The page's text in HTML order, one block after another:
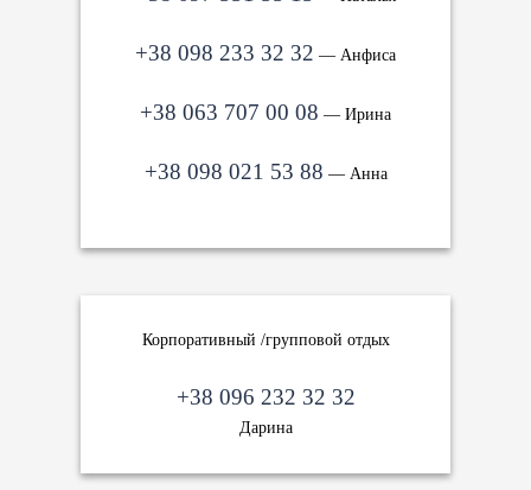
+38 098 233 32 32 — Анфиса
+38 063 707 00 08 — Ирина
+38 098 021 53 88 — Анна
Корпоративный /групповой отдых
+38 096 232 32 32
Дарина